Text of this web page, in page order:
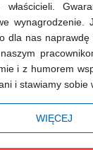
wynagrodzenie.
dla nas
i z humorem
i stawiamy sobie
WIĘCEJ